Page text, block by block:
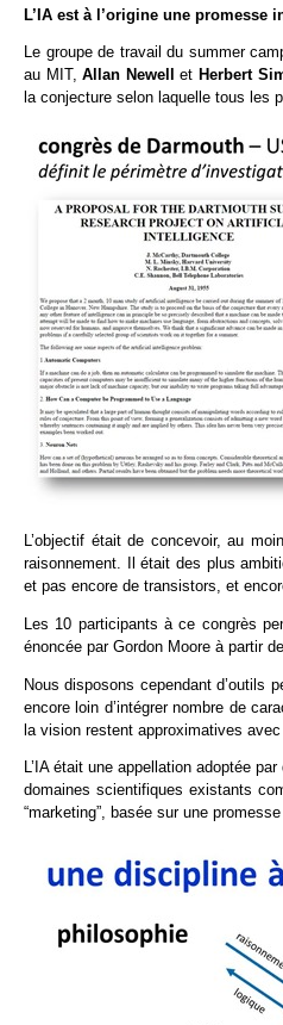
L’IA est à l’origine une promesse
Le groupe de travail du summer
au MIT,Allan Newell et Herbert
la conjecture selon laquelle tous les
L’objectif était de concevoir, au
raisonnement. Il était des plus
et pas encore de transistors, et
Les 10 participants à ce congrès
énoncée par Gordon Moore à partir
Nous disposons cependant d’outils
encore loin d’intégrer nombre de
la vision restent approximatives avec
L’IA était une appellation adoptée
domaines scientifiques existants
“marketing”, basée sur une